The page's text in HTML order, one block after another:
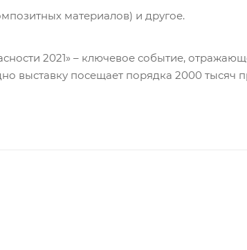
материалов) и другое.
2021» – ключевое событие,
выставку посещает порядка 2000 тысяч